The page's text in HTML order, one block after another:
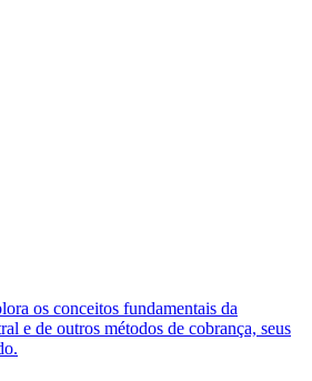
os conceitos fundamentais da
e de outros métodos de cobrança, seus